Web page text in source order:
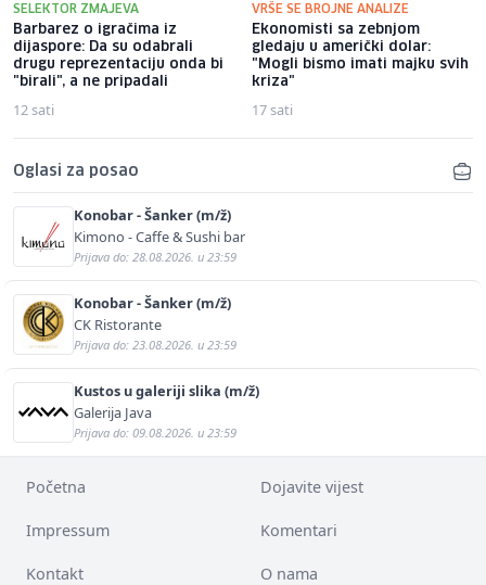
SELEKTOR ZMAJEVA
Barbarez o igračima iz
dijaspore: Da su odabrali
drugu reprezentaciju onda bi
"birali", a ne pripadali
12 sati
VRŠE SE BROJNE ANALIZE
Ekonomisti sa zebnjom
gledaju u američki dolar:
"Mogli bismo imati majku svih
kriza"
17 sati
Oglasi za posao
Konobar - Šanker (m/ž)
Kimono - Caffe & Sushi bar
Prijava do: 28.08.2026. u 23:59
Konobar - Šanker (m/ž)
CK Ristorante
Prijava do: 23.08.2026. u 23:59
Kustos u galeriji slika (m/ž)
Galerija Java
Prijava do: 09.08.2026. u 23:59
Početna Dojavite vijest
Impressum Komentari
Kontakt O nama